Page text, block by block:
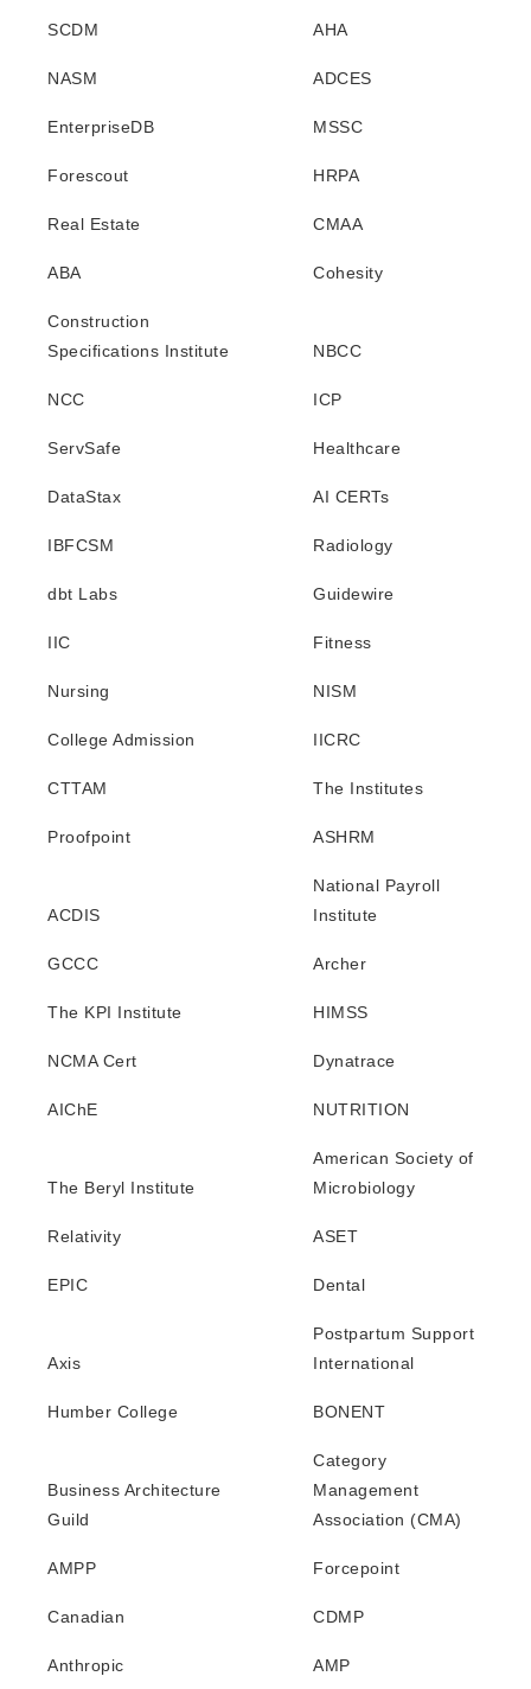
SCDM AHA
NASM ADCES
EnterpriseDB MSSC
Forescout HRPA
Real Estate CMAA
ABA Cohesity
Construction
Specifications Institute
NBCC
NCC ICP
ServSafe Healthcare
DataStax AI CERTs
IBFCSM Radiology
dbt Labs Guidewire
IIC Fitness
Nursing NISM
College Admission IICRC
CTTAM The Institutes
Proofpoint ASHRM
ACDIS
National Payroll
Institute
GCCC Archer
The KPI Institute HIMSS
NCMA Cert Dynatrace
AIChE NUTRITION
The Beryl Institute
American Society of
Microbiology
Relativity ASET
EPIC Dental
Axis
Postpartum Support
International
Humber College BONENT
Business Architecture
Guild
Category
Management
Association (CMA)
AMPP Forcepoint
Canadian CDMP
Anthropic AMP